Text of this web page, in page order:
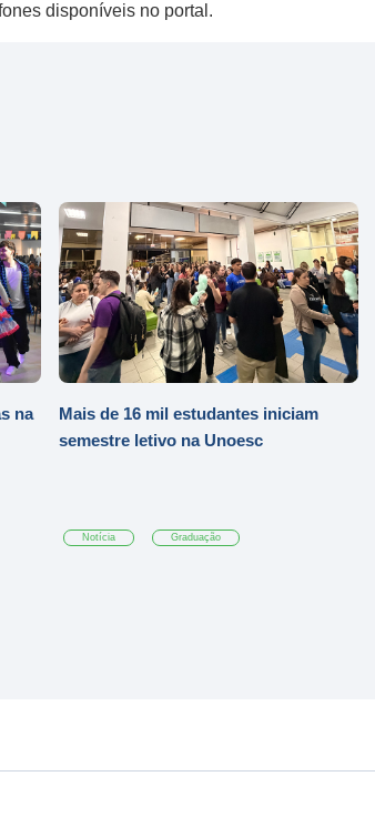
disponíveis no portal.
na
Mais de 16 mil estudantes iniciam
semestre letivo na Unoesc
Notícia Graduação